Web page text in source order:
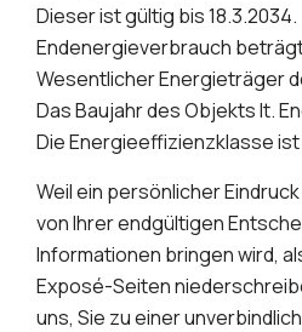
Dieser ist gültig bis 18.3.2034.
Endenergieverbrauch
Wesentlicher Energieträger
Das Baujahr des Objekts lt.
Die Energieeffizienzklasse ist
Weil ein persönlicher
von Ihrer endgültigen
Informationen bringen wird,
Exposé-Seiten
uns, Sie zu einer